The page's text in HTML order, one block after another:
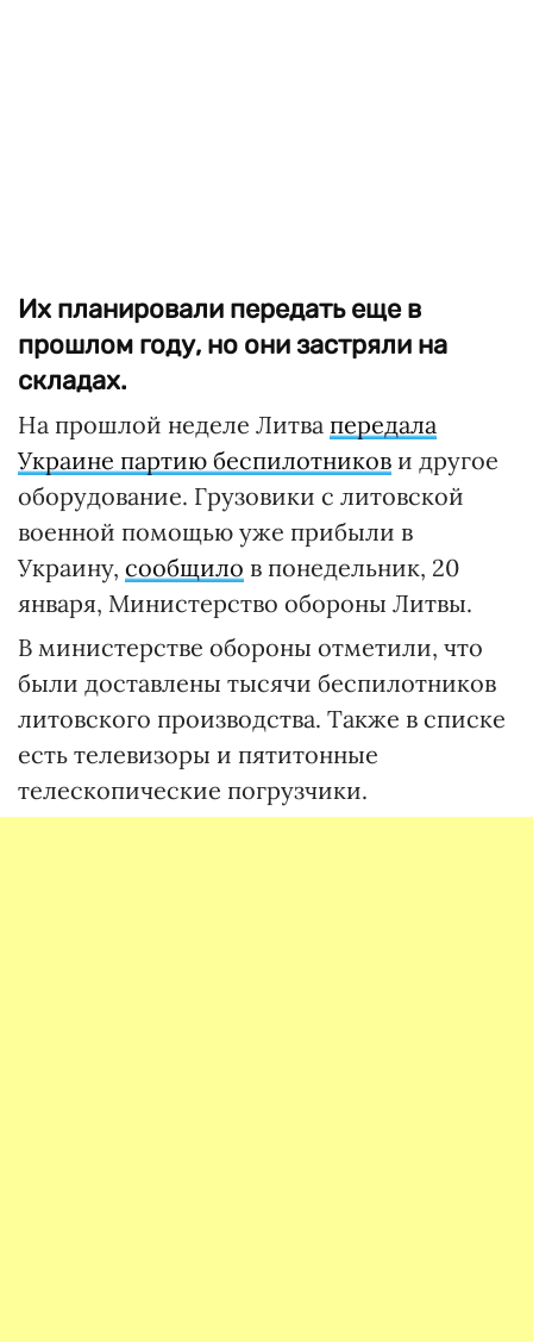
Их планировали передать еще в
прошлом году, но они застряли на
складах.
На прошлой неделе Литва передала
Украине партию беспилотников и другое
оборудование. Грузовики с литовской
военной помощью уже прибыли в
Украину, сообщило в понедельник, 20
января, Министерство обороны Литвы.
В министерстве обороны отметили, что
были доставлены тысячи беспилотников
литовского производства. Также в списке
есть телевизоры и пятитонные
телескопические погрузчики.